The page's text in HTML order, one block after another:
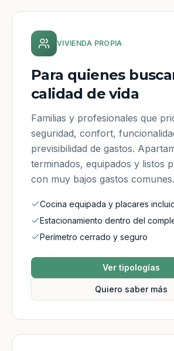
VIVIENDA PROPIA
Para quienes
calidad de vida
Familias y profesionales que
seguridad, confort,
previsibilidad de gastos.
terminados, equipados y listos
con muy bajos gastos comunes.
Cocina equipada y placares
Estacionamiento dentro del
Perímetro cerrado y seguro
Ver tipologías
Quiero saber más